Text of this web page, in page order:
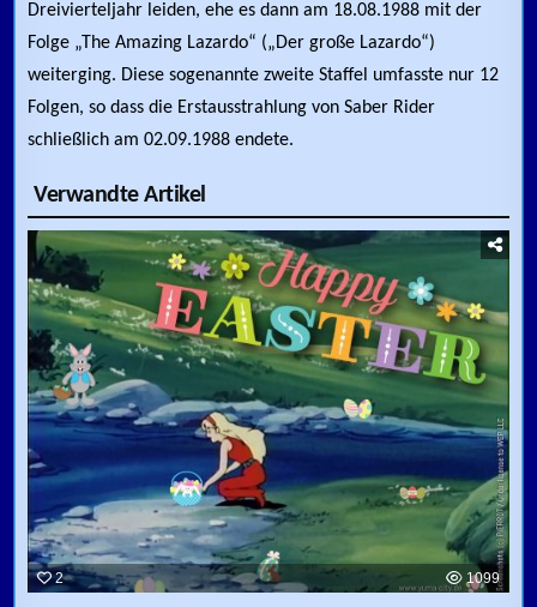
Dreivierteljahr leiden, ehe es dann am 18.08.1988 mit der
Folge „The Amazing Lazardo“ („Der große Lazardo“)
weiterging. Diese sogenannte zweite Staffel umfasste nur 12
Folgen, so dass die Erstausstrahlung von Saber Rider
schließlich am 02.09.1988 endete.
Verwandte Artikel
2 1099